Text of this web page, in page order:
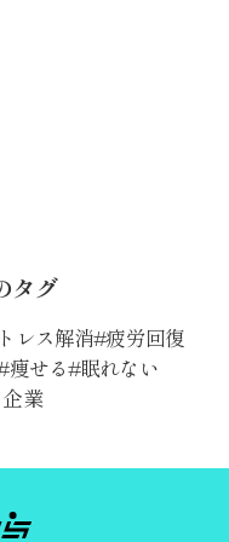
タグ
レス解消 疲労回復
痩せる 眠れない
業